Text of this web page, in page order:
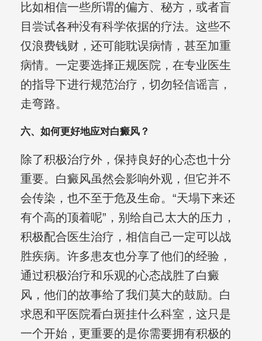
比如相信一些所谓的偏方、秘方，或者盲
目尝试各种没有科学依据的疗法。这些不
仅浪费钱财，还可能耽误病情，甚至加重
病情。一定要选择正规医院，在专业医生
的指导下进行规范治疗，切勿轻信谣言，
走弯路。
六、如何更好地应对白癜风？
除了积极治疗外，保持良好的心态也十分
重要。白癜风虽然会影响外观，但它并不
会传染，也不至于危及生命。“天塌下来还
有个高的顶着呢”，别给自己太大的压力，
积极配合医生治疗，相信自己一定可以战
胜疾病。许多患友也分享了他们的经验，
通过积极治疗和乐观的心态战胜了白癜
风，他们的故事给了我们莫大的鼓励。白
求恩和平医院看白斑挂什么科室，这只是
一个开始，更重要的是你需要拥有积极的